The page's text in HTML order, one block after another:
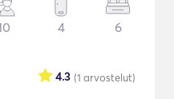
4 6
(1 arvostelut)
4.3